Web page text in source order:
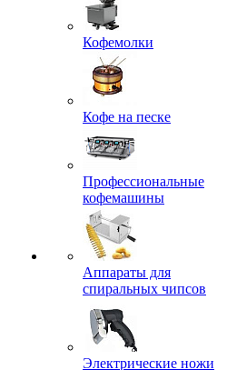
Кофемолки
Кофе на песке
Профессиональные
кофемашины
Аппараты для
спиральных чипсов
Электрические ножи